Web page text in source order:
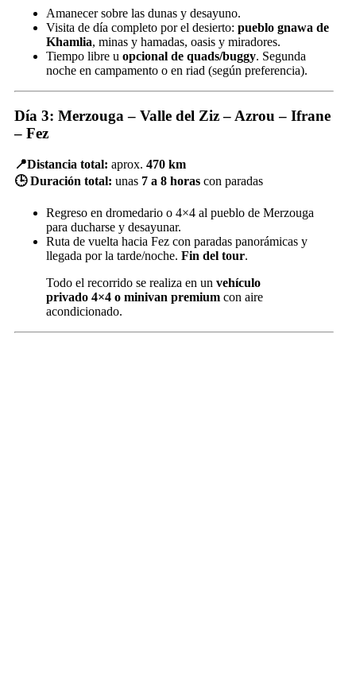
Amanecer sobre las dunas y desayuno.
Visita de día completo por el desierto: pueblo gnawa de
Khamlia, minas y hamadas, oasis y miradores.
Tiempo libre u opcional de quads/buggy. Segunda
noche en campamento o en riad (según preferencia).
Día 3: Merzouga – Valle del Ziz – Azrou – Ifrane
– Fez
📍Distancia total: aprox. 470 km
🕒 Duración total: unas 7 a 8 horas con paradas
Regreso en dromedario o 4×4 al pueblo de Merzouga
para ducharse y desayunar.
Ruta de vuelta hacia Fez con paradas panorámicas y
llegada por la tarde/noche. Fin del tour.
Todo el recorrido se realiza en un vehículo
privado 4×4 o minivan premium con aire
acondicionado.